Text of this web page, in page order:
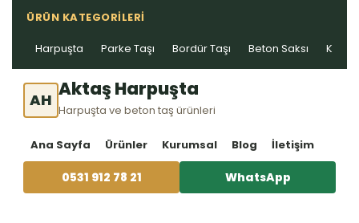
ÜRÜN KATEGORILERI
Harpuşta Parke Taşı Bordür Taşı Beton Saksı Kablo
AH Aktaş Harpuşta
Harpuşta ve beton taş ürünleri
Ana Sayfa Ürünler Kurumsal Blog İletişim
0531 912 78 21 WhatsApp